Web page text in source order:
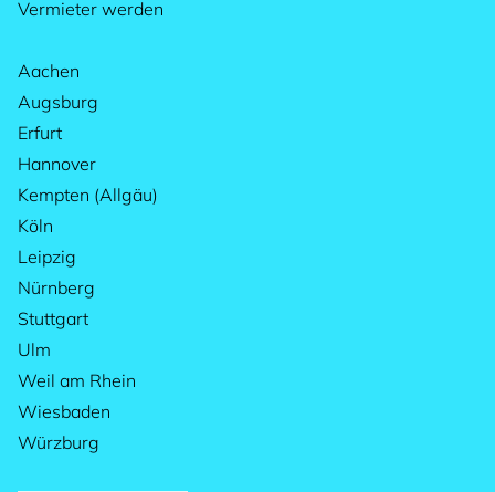
Vermieter werden
Aachen
Augsburg
Erfurt
Hannover
Kempten (Allgäu)
Köln
Leipzig
Nürnberg
Stuttgart
Ulm
Weil am Rhein
Wiesbaden
Würzburg